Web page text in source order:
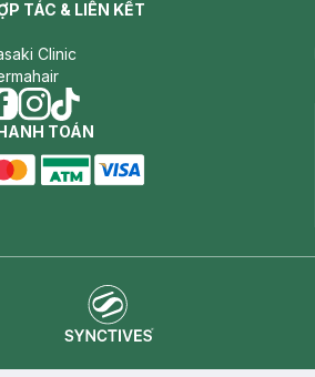
TÁC & LIÊN KẾT
Clinic
instagram
tiktok
TOÁN